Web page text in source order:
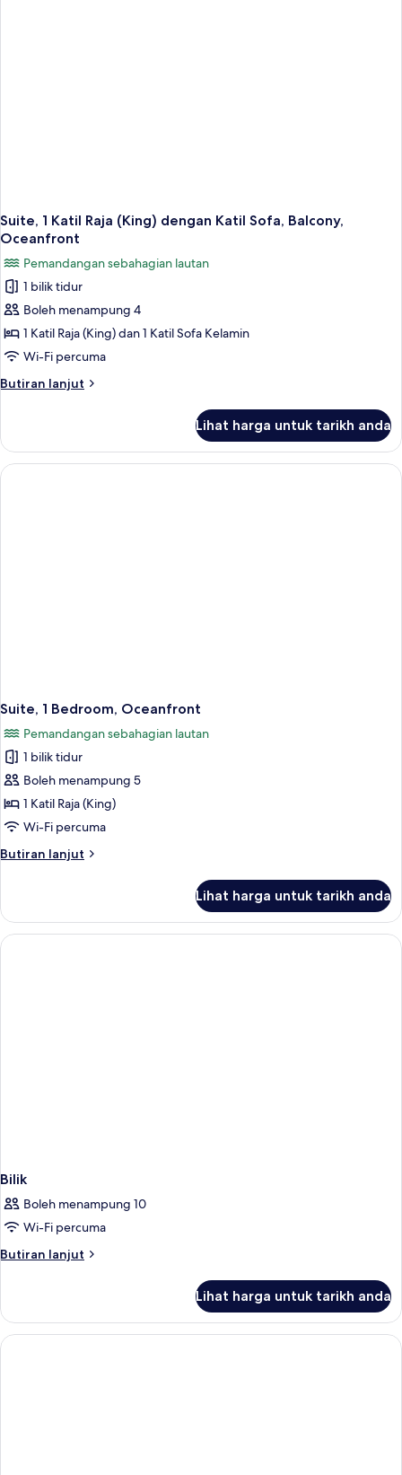
Suite, 1 Katil Raja (King) dengan Katil Sofa, Balcony,
Oceanfront
Pemandangan sebahagian lautan
1 bilik tidur
Boleh menampung 4
1 Katil Raja (King) dan 1 Katil Sofa Kelamin
Wi-Fi percuma
Butiran lanjut
Butiran
1
Katil
Raja
Lihat harga untuk tarikh anda
Suite, 1 Bedroom, Oceanfront
Pemandangan sebahagian lautan
1 bilik tidur
Boleh menampung 5
1 Katil Raja (King)
Wi-Fi percuma
Butiran lanjut
Butiran
1
Bedroom,
Oceanfront
Lihat harga untuk tarikh anda
Bilik
Boleh menampung 10
Wi-Fi percuma
Butiran lanjut
Butiran
Lihat harga untuk tarikh anda